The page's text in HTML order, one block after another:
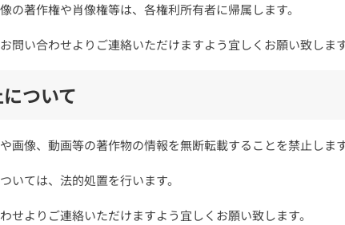
の著作権や肖像権等は、各権利所有者に帰属します。
問い合わせよりご連絡いただけますよう宜しくお願い致します
ついて
画像、動画等の著作物の情報を無断転載することを禁止します
いては、法的処置を行います。
せよりご連絡いただけますよう宜しくお願い致します。